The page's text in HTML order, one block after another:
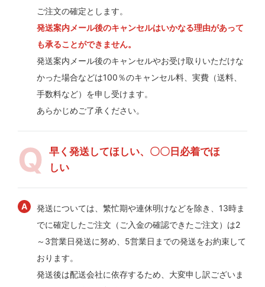
ご注文の確定とします。
発送案内メール後のキャンセルはいかなる理由があって
も承ることができません。
発送案内メール後のキャンセルやお受け取りいただけな
かった場合などは100％のキャンセル料、実費（送料、
手数料など）を申し受けます。
あらかじめご了承ください。
早く発送してほしい、〇〇日必着でほ
しい
発送については、繁忙期や連休明けなどを除き、13時ま
でに確定したご注文（ご入金の確認できたご注文）は2
～3営業日発送に努め、5営業日までの発送をお約束して
おります。
発送後は配送会社に依存するため、大変申し訳ございま